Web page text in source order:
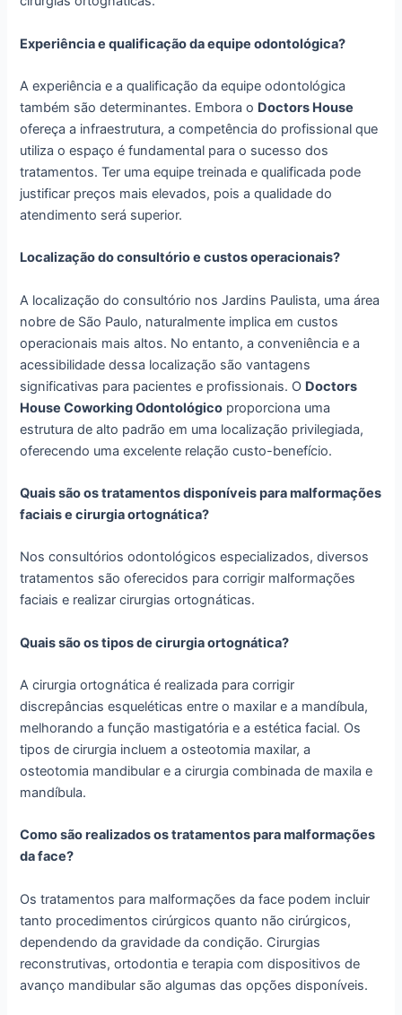
Experiência e qualificação da equipe odontológica?
A experiência e a qualificação da equipe odontológica
também são determinantes. Embora o Doctors House
ofereça a infraestrutura, a competência do profissional que
utiliza o espaço é fundamental para o sucesso dos
tratamentos. Ter uma equipe treinada e qualificada pode
justificar preços mais elevados, pois a qualidade do
atendimento será superior.
Localização do consultório e custos operacionais?
A localização do consultório nos Jardins Paulista, uma área
nobre de São Paulo, naturalmente implica em custos
operacionais mais altos. No entanto, a conveniência e a
acessibilidade dessa localização são vantagens
significativas para pacientes e profissionais. O Doctors
House Coworking Odontológico proporciona uma
estrutura de alto padrão em uma localização privilegiada,
oferecendo uma excelente relação custo-benefício.
Quais são os tratamentos disponíveis para malformações
faciais e cirurgia ortognática?
Nos consultórios odontológicos especializados, diversos
tratamentos são oferecidos para corrigir malformações
faciais e realizar cirurgias ortognáticas.
Quais são os tipos de cirurgia ortognática?
A cirurgia ortognática é realizada para corrigir
discrepâncias esqueléticas entre o maxilar e a mandíbula,
melhorando a função mastigatória e a estética facial. Os
tipos de cirurgia incluem a osteotomia maxilar, a
osteotomia mandibular e a cirurgia combinada de maxila e
mandíbula.
Como são realizados os tratamentos para malformações
da face?
Os tratamentos para malformações da face podem incluir
tanto procedimentos cirúrgicos quanto não cirúrgicos,
dependendo da gravidade da condição. Cirurgias
reconstrutivas, ortodontia e terapia com dispositivos de
avanço mandibular são algumas das opções disponíveis.